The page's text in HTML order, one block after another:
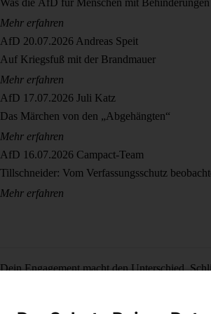
Was die AfD für Menschen mit
Mehr erfahren
AfD 20.07.2026 Andreas Speit
Auf Kriegsfuß mit der Brandmauer
Mehr erfahren
AfD 17.07.2026 Juli Katz
Das Märchen von den „Abgehängten“
Mehr erfahren
AfD 16.07.2026 Campact-Team
Tillschneider: Vom Verfassungsschutz
Mehr erfahren
Dein Engagement macht den Unterschied.